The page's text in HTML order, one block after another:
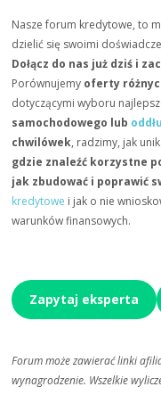
Nasze forum kredytowe, to
dzielić się swoimi
Dołącz do nas już dziś i
Porównujemy oferty
dotyczącymi wyboru
samochodowego lub
chwilówek, radzimy, jak
gdzie znaleźć korzystne
jak zbudować i poprawić
kredytowe i jak o nie
warunków finansowych.
Zapytaj eksperta
Forum może zawierać linki
wynagrodzenie. Wszelkie